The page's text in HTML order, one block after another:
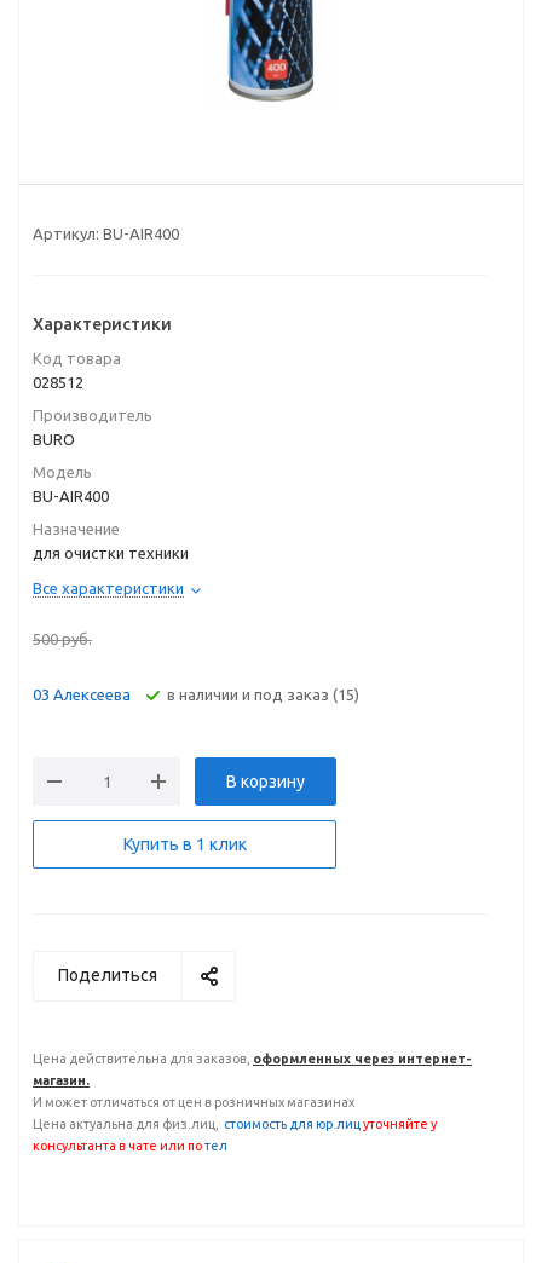
Артикул: BU-AIR400
Характеристики
Код товара
028512
Производитель
BURO
Модель
BU-AIR400
Назначение
для очистки техники
Все характеристики
500руб.
03 Алексеева В наличии и под заказ (15)
В корзину
Купить в 1 клик
Поделиться
Цена действительна для заказов, оформленных через интернет-
магазин.
И может отличаться от цен в розничных магазинах
Цена актуальна для физ.лиц,
стоимость для юр.лиц уточняйте у
консультанта в чате или потел